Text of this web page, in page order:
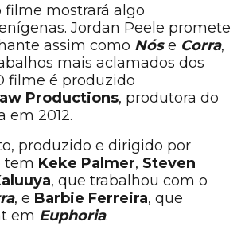
filme mostrará algo
Jordan Peele promete
assim como Nóse Corra,
mais aclamados dos
filme é produzido
Productions, produtora do
em 2012.
produzido e dirigido por
tem Keke Palmer, Steven
, que trabalhou com o
, e Barbie Ferreira, que
em Euphoria.